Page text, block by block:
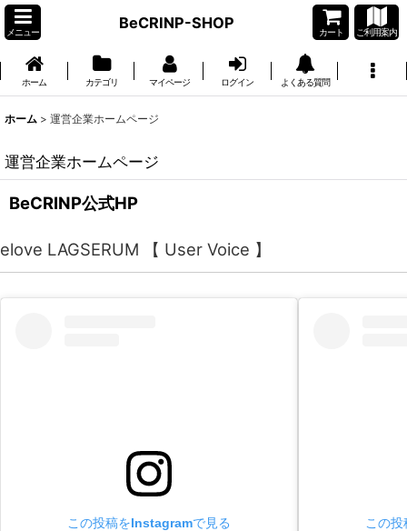
メニュー
BeCRINP-SHOP
カート ご利用案内
ホーム カテゴリ マイページ ログイン よくある質問
ホーム > 運営企業ホームページ
運営企業ホームページ
BeCRINP公式HP
elove LAGSERUM 【 User Voice 】
この投稿をInstagramで見る この